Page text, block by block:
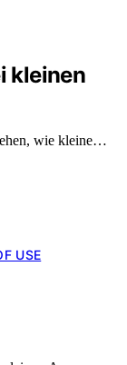
kleinen
wie kleine…
USE